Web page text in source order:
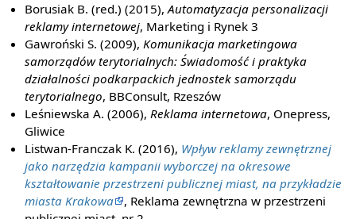
Borusiak B. (red.) (2015),Automatyzacja personalizacji
reklamy internetowej, Marketing i Rynek 3
Gawroński S. (2009),Komunikacja marketingowa
samorządów terytorialnych: Świadomość i praktyka
działalności podkarpackich jednostek samorządu
terytorialnego, BBConsult, Rzeszów
Leśniewska A. (2006),Reklama internetowa, Onepress,
Gliwice
Listwan-Franczak K. (2016), Wpływ reklamy zewnętrznej
jako narzędzia kampanii wyborczej na okresowe
kształtowanie przestrzeni publicznej miast, na przykładzie
miasta Krakowa
, Reklama zewnętrzna w przestrzeni